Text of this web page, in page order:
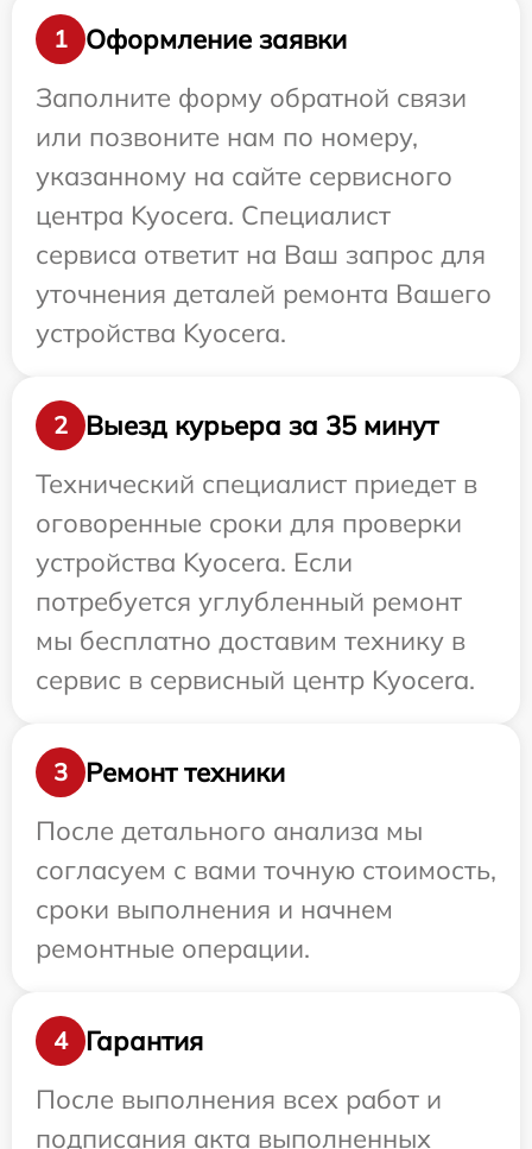
1
Оформление заявки
Заполните форму обратной связи
или позвоните нам по номеру,
указанному на сайте сервисного
центра Kyocera. Специалист
сервиса ответит на Ваш запрос для
уточнения деталей ремонта Вашего
устройства Kyocera.
2
Выезд курьера за 35 минут
Технический специалист приедет в
оговоренные сроки для проверки
устройства Kyocera. Если
потребуется углубленный ремонт
мы бесплатно доставим технику в
сервис в сервисный центр Kyocera.
3
Ремонт техники
После детального анализа мы
согласуем с вами точную стоимость,
сроки выполнения и начнем
ремонтные операции.
4
Гарантия
После выполнения всех работ и
подписания акта выполненных